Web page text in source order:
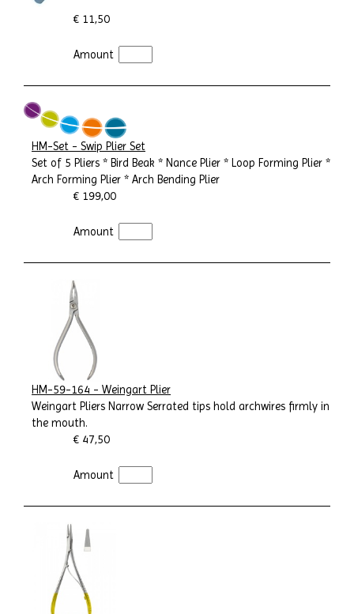
€ 11,50
Amount
HM-Set - Swip Plier Set
Set of 5 Pliers * Bird Beak * Nance Plier * Loop Forming Plier *
Arch Forming Plier * Arch Bending Plier
€ 199,00
Amount
HM-59-164 - Weingart Plier
Weingart Pliers Narrow Serrated tips hold archwires firmly in
the mouth.
€ 47,50
Amount